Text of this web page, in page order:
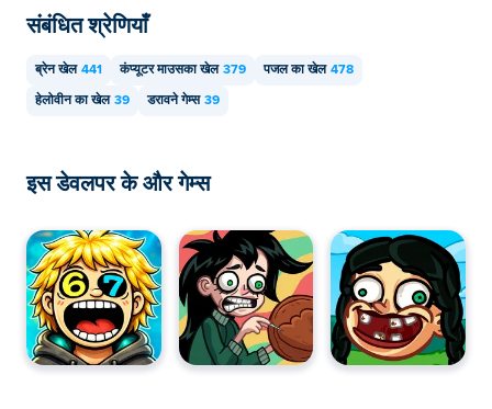
संबंधित श्रेणियाँ
ब्रेन खेल 441 कंप्यूटर माउसका खेल 379 पजल का खेल 478
हेलोवीन का खेल 39 डरावने गेम्स 39
इस डेवलपर के और गेम्स